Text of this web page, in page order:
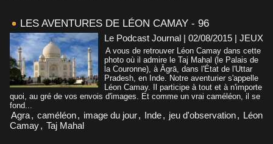
LES AVENTURES DE LÉON CAMAY - 96
Le Podcast Journal | 02/08/2015 | JEUX
A vous de retrouver Léon Camay dans cette
photo où il admire le Taj Mahal (le Palais de
la Couronne), à Āgrā, dans l'État de l'Uttar
Pradesh, en Inde. Notre aventurier s'appelle
Léon Camay. Il participe à tout et à n'importe
quoi, au gré de vos envois d'images. Et comme un vrai caméléon, il se
fond...
Agra, caméléon, image du jour, Inde, jeu d'observation, Léon
Camay, Taj Mahal